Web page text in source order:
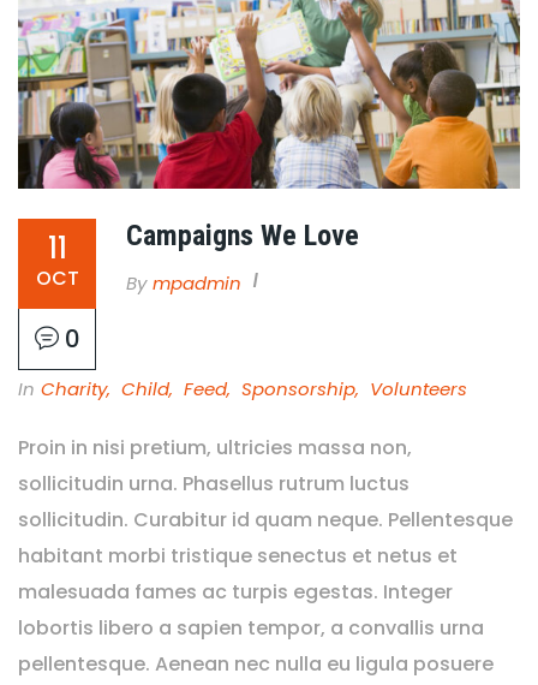
11
OCT
0
Campaigns We Love
By Mpadmin
In Charity, Child, Feed, Sponsorship, Volunteers
Proin in nisi pretium, ultricies massa non,
sollicitudin urna. Phasellus rutrum luctus
sollicitudin. Curabitur id quam neque. Pellentesque
habitant morbi tristique senectus et netus et
malesuada fames ac turpis egestas. Integer
lobortis libero a sapien tempor, a convallis urna
pellentesque. Aenean nec nulla eu ligula posuere